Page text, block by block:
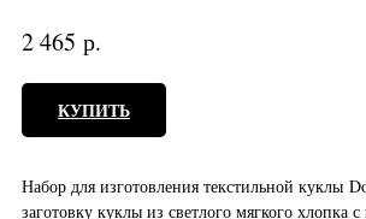
2 465 р.
КУПИТЬ
Набор для изготовления текстильной
заготовку куклы из светлого мягкого хлопка